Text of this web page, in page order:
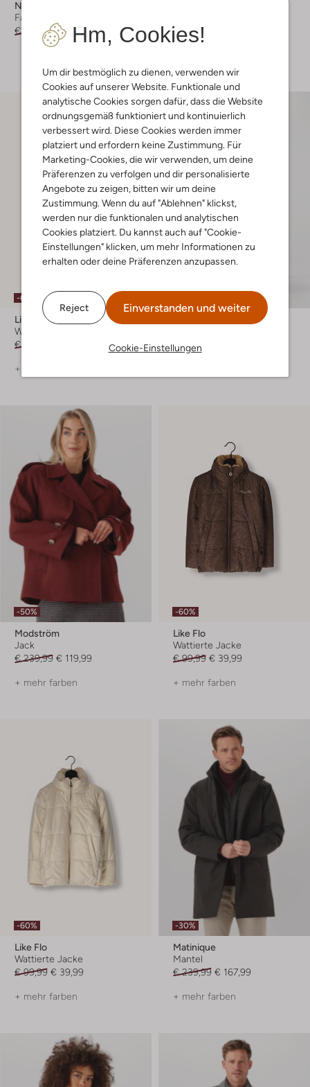
Hm, Cookies!
Um dir bestmöglich zu dienen, verwenden wir
Cookies auf unserer Website. Funktionale und
analytische Cookies sorgen dafür, dass die Website
ordnungsgemäß funktioniert und kontinuierlich
verbessert wird. Diese Cookies werden immer
platziert und erfordern keine Zustimmung. Für
Marketing-Cookies, die wir verwenden, um deine
Präferenzen zu verfolgen und dir personalisierte
Angebote zu zeigen, bitten wir um deine
Zustimmung. Wenn du auf "Ablehnen" klickst,
werden nur die funktionalen und analytischen
Cookies platziert. Du kannst auch auf "Cookie-
Einstellungen" klicken, um mehr Informationen zu
erhalten oder deine Präferenzen anzupassen.
Reject Einverstanden und weiter
Cookie-Einstellungen
Notre-V
Fake-Fur-Jacke
€ 159,99 € 79,99
€ 259,99
-60%
Like Flo
Wattierte Jacke
€ 99,99
+ mehr farben
€ 279,99
-50%
Modström
Jack
€ 239,99 € 119,99
+ mehr farben
-60%
Like Flo
Wattierte Jacke
€ 99,99 € 39,99
+ mehr farben
-60%
Like Flo
Wattierte Jacke
€ 99,99 € 39,99
+ mehr farben
-30%
Matinique
Mantel
€ 239,99 € 167,99
+ mehr farben